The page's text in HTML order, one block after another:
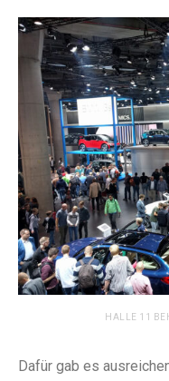
HALLE 11
Dafür gab es